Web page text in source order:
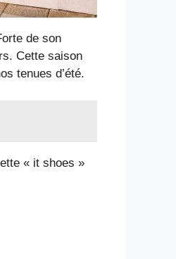
de son
Cette saison
tenues d’été.
« it shoes »